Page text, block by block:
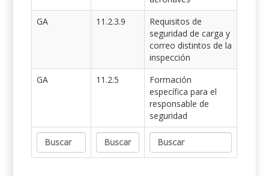
GA
11.2.3.9
Requisitos de
seguridad de carga y
correo distintos de la
inspección
GA
11.2.5
Formación
específica para el
responsable de
seguridad